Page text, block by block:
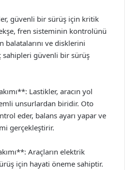
güvenli bir sürüş için kritik
fren sisteminin kontrolünü
ve disklerini
sahipleri güvenli bir sürüş
Lastikler, aracın yol
unsurlardan biridir. Oto
eder, balans ayarı yapar ve
gerçekleştirir.
Araçların elektrik
için hayati öneme sahiptir.